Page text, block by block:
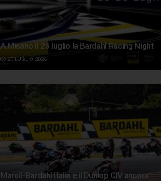
A Misano il 25 luglio la Bardahl Racing Night
20 LUGLIO 2026
Maroil-Bardahl Italia e il Dunlop CIV ancora